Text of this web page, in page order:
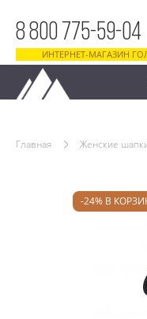
8 800 775-59-04
ИНТЕРНЕТ-МАГАЗИН
Главная Женские
-24% В